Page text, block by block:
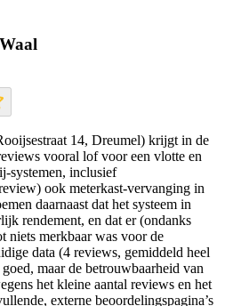
14, Dreumel) krijgt in de
vooral lof voor een vlotte en
systemen, inclusief
ook meterkast-vervanging in
daarnaast dat het systeem in
rendement, en dat er (ondanks
niets merkbaar was voor de
data (4 reviews, gemiddeld heel
maar de betrouwbaarheid van
het kleine aantal reviews en het
externe beoordelingspagina’s